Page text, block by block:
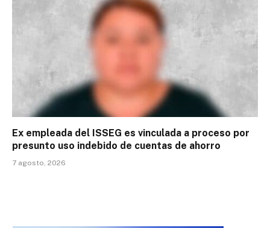
Ex empleada del ISSEG es vinculada a proceso por
presunto uso indebido de cuentas de ahorro
7 agosto, 2026